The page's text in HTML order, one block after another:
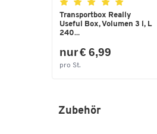
Transportbox Really
Useful Box, Volumen 3 l, L
240...
nur € 6,99
pro St.
Zubehör